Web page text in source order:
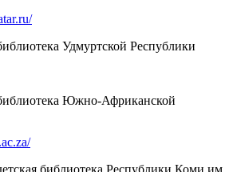
Удмуртской Республики
Южно-Африканской
библиотека Республики Коми им.